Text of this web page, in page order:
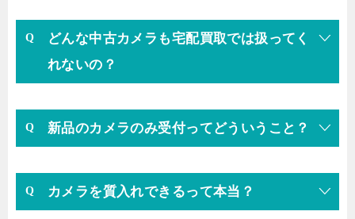
どんな中古カメラも宅配買取では扱ってく
れないの？
新品のカメラのみ受付ってどういうこと？
カメラを質入れできるって本当？